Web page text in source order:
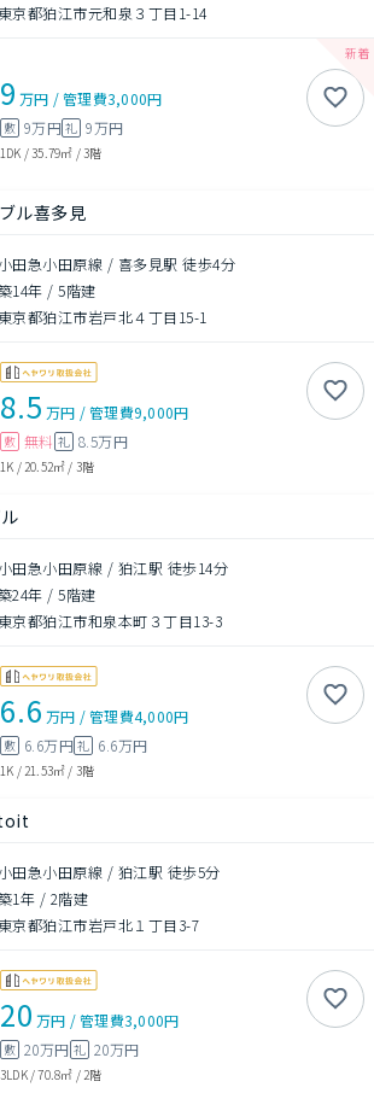
東京都狛江市元和泉３丁目1-14
9 万円 /管理費3,000円
敷 9万円礼 9万円
1DK /35.79㎡ /3階
ル喜多見
小田急小田原線 / 喜多見駅 徒歩4分
14年 /5階建
東京都狛江市岩戸北４丁目15-1
8.5 万円 /管理費9,000円
敷 無料 礼 8.5万円
1K /20.52㎡ / 3階
小田急小田原線 / 狛江駅 徒歩14分
24年 /5階建
東京都狛江市和泉本町３丁目13-3
6.6 万円 /管理費4,000円
敷 6.6万円礼 6.6万円
1K /21.53㎡ / 3階
小田急小田原線 / 狛江駅 徒歩5分
1年 / 2階建
東京都狛江市岩戸北１丁目3-7
20 万円 /管理費3,000円
敷 20万円 礼 20万円
3LDK/70.8㎡ /2階